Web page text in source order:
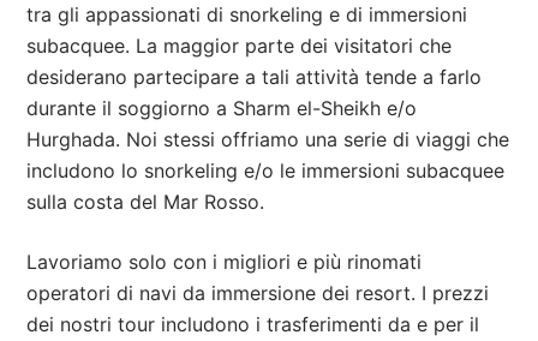
tra gli appassionati di snorkeling e di immersioni
subacquee. La maggior parte dei visitatori che
desiderano partecipare a tali attività tende a farlo
durante il soggiorno a Sharm el-Sheikh e/o
Hurghada. Noi stessi offriamo una serie di viaggi che
includono lo snorkeling e/o le immersioni subacquee
sulla costa del Mar Rosso.
Lavoriamo solo con i migliori e più rinomati
operatori di navi da immersione dei resort. I prezzi
dei nostri tour includono i trasferimenti da e per il